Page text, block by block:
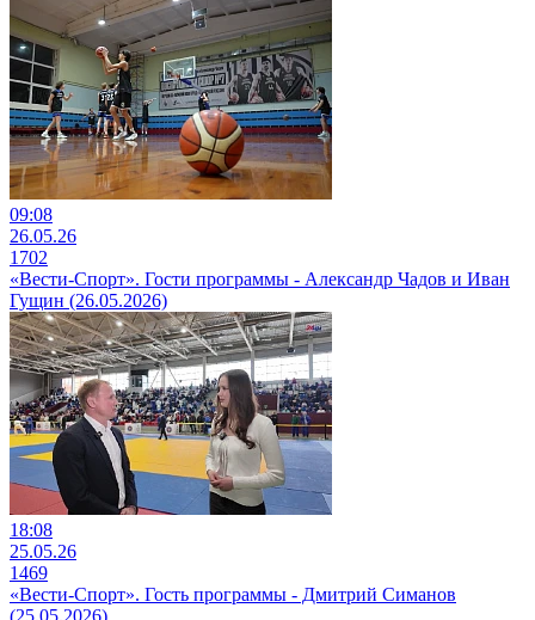
09:08
26.05.26
1702
«Вести-Спорт». Гости программы - Александр Чадов и Иван
Гущин (26.05.2026)
18:08
25.05.26
1469
«Вести-Спорт». Гость программы - Дмитрий Симанов
(25.05.2026)